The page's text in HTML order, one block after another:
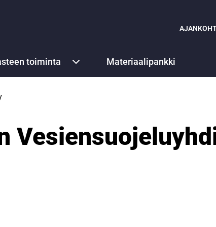
toiminta Materiaalipankki